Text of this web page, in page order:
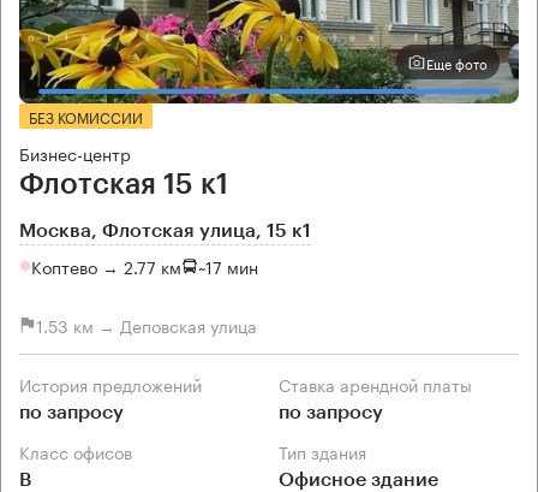
Еще фото
БЕЗ КОМИССИИ
Бизнес-центр
Флотская 15 к1
Москва, Флотская улица, 15 к1
Коптево → 2.77 км ~17 мин
1.53 км → Деповская улица
История предложений
по запросу
Ставка арендной платы
по запросу
Класс офисов
B
Тип здания
Офисное здание